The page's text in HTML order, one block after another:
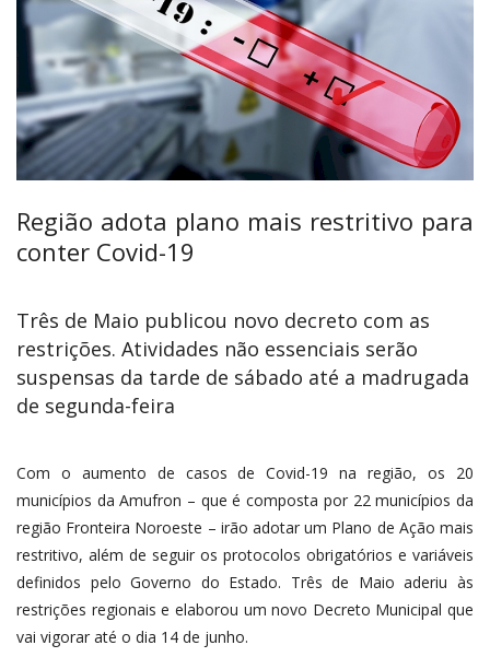
Região adota plano mais restritivo para
conter Covid-19
Três de Maio publicou novo decreto com as
restrições. Atividades não essenciais serão
suspensas da tarde de sábado até a madrugada
de segunda-feira
Com o aumento de casos de Covid-19 na região, os 20
municípios da Amufron – que é composta por 22 municípios da
região Fronteira Noroeste – irão adotar um Plano de Ação mais
restritivo, além de seguir os protocolos obrigatórios e variáveis
definidos pelo Governo do Estado. Três de Maio aderiu às
restrições regionais e elaborou um novo Decreto Municipal que
vai vigorar até o dia 14 de junho.